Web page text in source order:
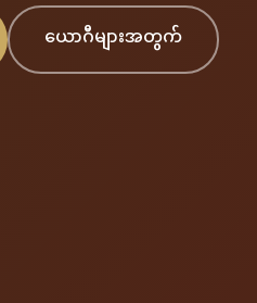
ယောဂီများအတွက်